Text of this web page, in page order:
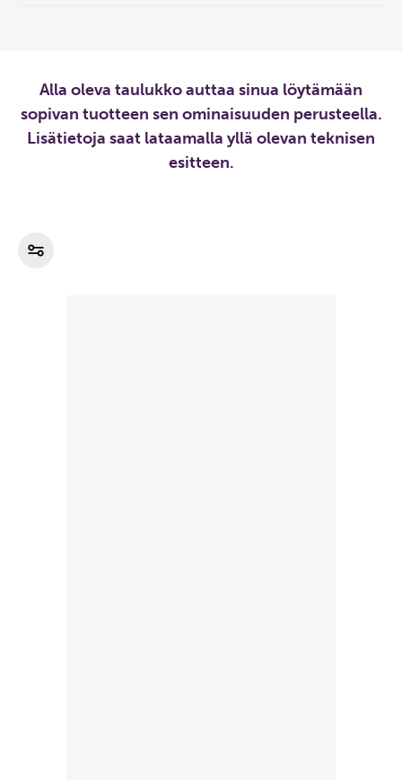
Alla oleva taulukko auttaa sinua löytämään
sopivan tuotteen sen ominaisuuden perusteella.
Lisätietoja saat lataamalla yllä olevan teknisen
esitteen.